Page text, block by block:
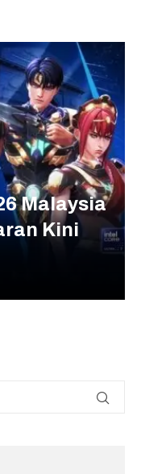
Malaysia
Kini